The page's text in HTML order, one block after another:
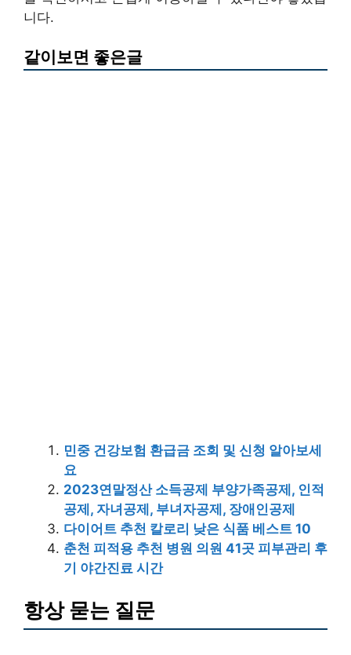
니다.
같이보면 좋은글
민중 건강보험 환급금 조회 및 신청 알아보세
요
2023연말정산 소득공제 부양가족공제, 인적
공제, 자녀공제, 부녀자공제, 장애인공제
다이어트 추천 칼로리 낮은 식품 베스트 10
춘천 피적용 추천 병원 의원 41곳 피부관리 후
기 야간진료 시간
항상 묻는 질문